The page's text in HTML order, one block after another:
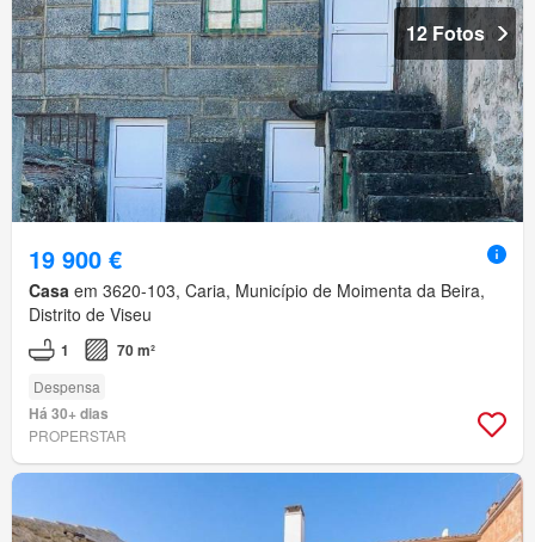
12 Fotos
19 900 €
Casa em 3620-103, Caria, Município de Moimenta da Beira,
Distrito de Viseu
1 70 m²
Despensa
Há 30+ dias
PROPERSTAR